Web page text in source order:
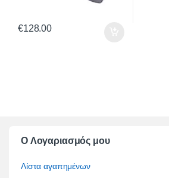
€128.00
O Λογαριασμός μου
Λίστα αγαπημένων